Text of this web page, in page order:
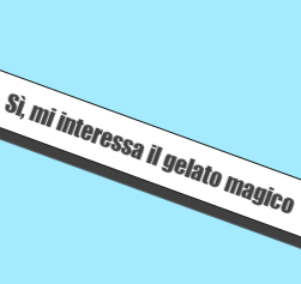
Sì, mi interessa il gelato magico